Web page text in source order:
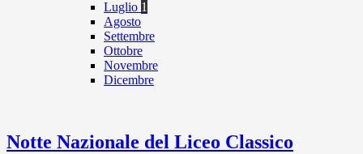
Luglio 1
Agosto
Settembre
Ottobre
Novembre
Dicembre
Notte Nazionale del Liceo Classico